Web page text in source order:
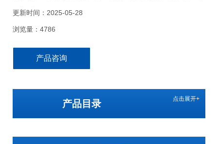
更新时间：2025-05-28
浏览量：4786
产品咨询
产品目录 点击展开+